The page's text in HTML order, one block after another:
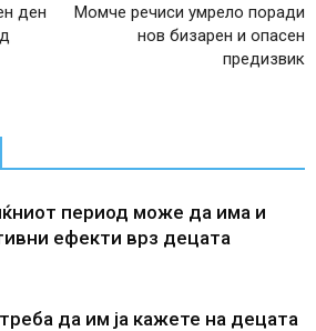
ден
Момче речиси умрело поради
нов бизарен и опасен
предизвик
период може да има и
ефекти врз децата
да им ја кажете на децата